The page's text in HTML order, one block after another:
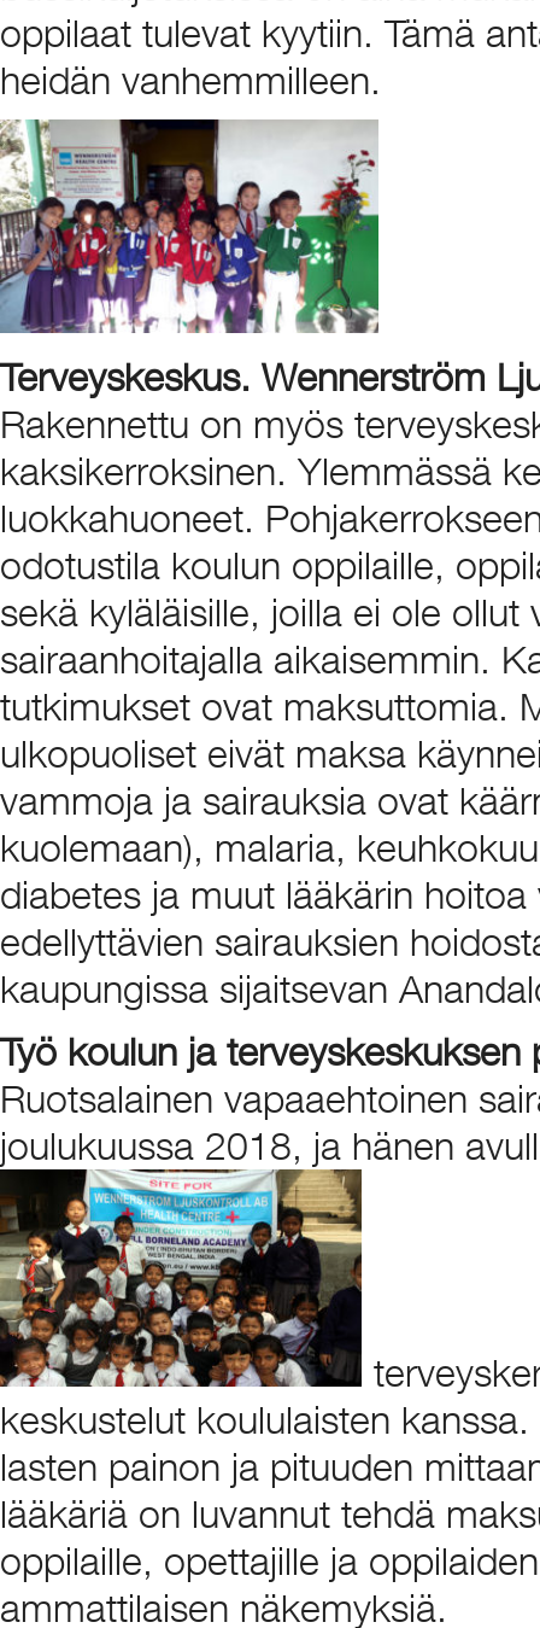
oppilaat tulevat kyytiin. Tämä
heidän vanhemmilleen.
Terveyskeskus. Wennerström
Rakennettu on myös
kaksikerroksinen. Ylemmässä
luokkahuoneet.
odotustila koulun oppilaille,
sekä kyläläisille, joilla ei ole
sairaanhoitajalla aikaisemmin.
tutkimukset ovat maksuttomia.
ulkopuoliset eivät maksa
vammoja ja sairauksia ovat
kuolemaan), malaria,
diabetes ja muut lääkärin
edellyttävien sairauksien
kaupungissa sijaitsevan
Työ koulun ja terveyskeskuksen
Ruotsalainen vapaaehtoinen
joulukuussa 2018, ja hänen
keskustelut koululaisten
lasten painon ja pituuden
lääkäriä on luvannut tehdä
oppilaille, opettajille ja
ammattilaisen näkemyksiä.